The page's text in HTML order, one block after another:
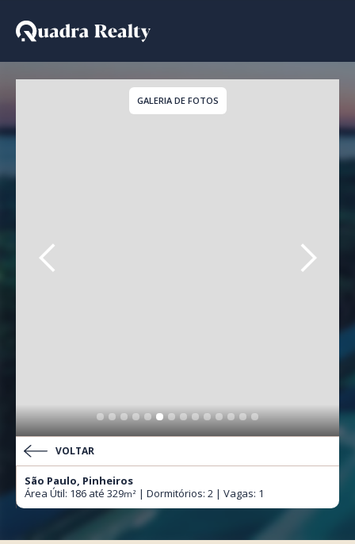
Apartamento -
GALERIA DE FOTOS
VOLTAR
São Paulo, Pinheiros
Área Útil: 186 até 329m² | Dormitórios: 2 | Vagas: 1